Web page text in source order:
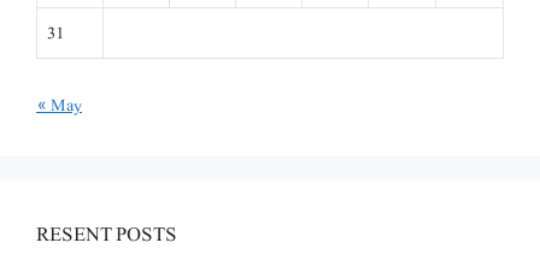
31
« May
RESENT POSTS